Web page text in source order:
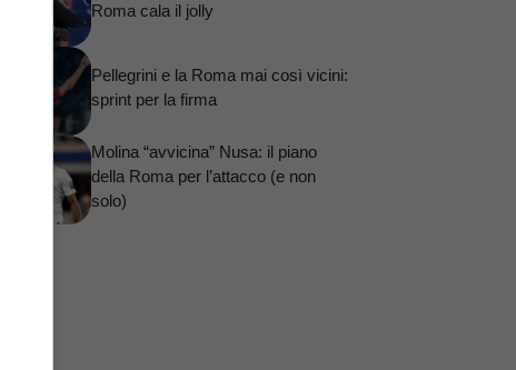
Roma cala il jolly
Pellegrini e la Roma mai così vicini:
sprint per la firma
Molina “avvicina” Nusa: il piano
della Roma per l’attacco (e non
solo)